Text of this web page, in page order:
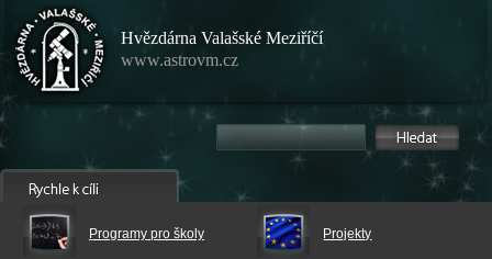
Hvězdárna Valašské Meziříčí
www.astrovm.cz
Programy pro školy Projekty